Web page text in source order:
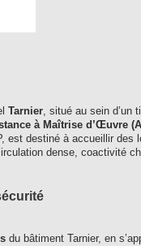
Tarnier, situé au sein d’un
à Maîtrise d’Œuvre
est destiné à accueillir
dense, coactivité
du bâtiment Tarnier, en